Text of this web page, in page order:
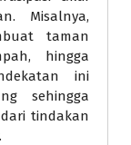
Misalnya,
taman
hingga
ini
sehingga
tindakan